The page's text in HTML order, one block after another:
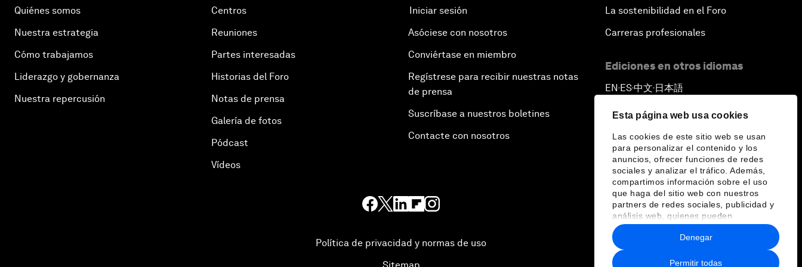
Esta página web usa cookies
Las cookies de este sitio web se usan
para personalizar el contenido y los
anuncios, ofrecer funciones de redes
sociales y analizar el tráfico. Además,
compartimos información sobre el uso
que haga del sitio web con nuestros
partners de redes sociales, publicidad y
análisis web, quienes pueden
combinarla con otra información que les
haya proporcionado o que hayan
recopilado a partir del uso que haya
hecho de sus servicios.
Permitir todas
Denegar
Quiénes somos
Nuestra estrategia
Cómo trabajamos
Liderazgo y gobernanza
Nuestra repercusión
Centros
Reuniones
Partes interesadas
Historias del Foro
Notas de prensa
Galería de fotos
Pódcast
Vídeos
Iniciar sesión
Asóciese con nosotros
Conviértase en miembro
Regístrese para recibir nuestras notas
de prensa
Suscríbase a nuestros boletines
Contacte con nosotros
La sostenibilidad en el Foro
Carreras profesionales
Ediciones en otros idiomas
EN ▪ ES▪中文▪ 日本語
Política de privacidad y normas de uso